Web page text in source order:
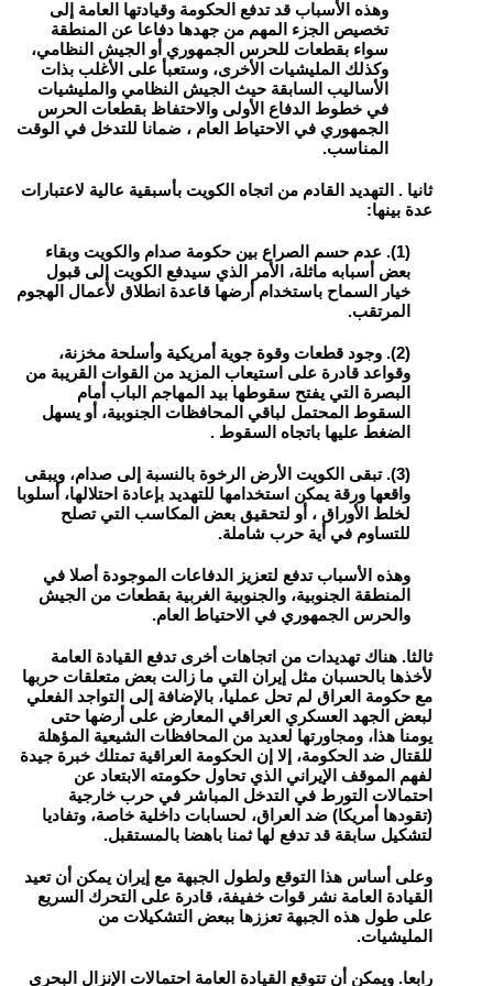
وهذه الأسباب قد تدفع الحكومة وقيادتها العامة إلى
تخصيص الجزء المهم من جهدها دفاعا عن المنطقة
سواء بقطعات للحرس الجمهوري أو الجيش النظامي،
وكذلك المليشيات الأخرى، وستعبأ على الأغلب بذات
الأساليب السابقة حيث الجيش النظامي والمليشيات
في خطوط الدفاع الأولى والاحتفاظ بقطعات الحرس
الجمهوري في الاحتياط العام ، ضمانا للتدخل في الوقت
المناسب.
ثانيا . التهديد القادم من اتجاه الكويت بأسبقية عالية لاعتبارات
عدة بينها:
(1). عدم حسم الصراع بين حكومة صدام والكويت وبقاء
بعض أسبابه ماثلة، الأمر الذي سيدفع الكويت إلى قبول
خيار السماح باستخدام أرضها قاعدة انطلاق لأعمال الهجوم
المرتقب.
(2). وجود قطعات وقوة جوية أمريكية وأسلحة مخزنة،
وقواعد قادرة على استيعاب المزيد من القوات القريبة من
البصرة التي يفتح سقوطها بيد المهاجم الباب أمام
السقوط المحتمل لباقي المحافظات الجنوبية، أو يسهل
الضغط عليها باتجاه السقوط .
(3). تبقى الكويت الأرض الرخوة بالنسبة إلى صدام، ويبقى
واقعها ورقة يمكن استخدامها للتهديد بإعادة احتلالها، أسلوبا
لخلط الأوراق ، أو لتحقيق بعض المكاسب التي تصلح
للتساوم في أية حرب شاملة.
وهذه الأسباب تدفع لتعزيز الدفاعات الموجودة أصلا في
المنطقة الجنوبية، والجنوبية الغربية بقطعات من الجيش
والحرس الجمهوري في الاحتياط العام.
ثالثا. هناك تهديدات من اتجاهات أخرى تدفع القيادة العامة
لأخذها بالحسبان مثل إيران التي ما زالت بعض متعلقات حربها
مع حكومة العراق لم تحل عمليا، بالإضافة إلى التواجد الفعلي
لبعض الجهد العسكري العراقي المعارض على أرضها حتى
يومنا هذا، ومجاورتها لعديد من المحافظات الشيعية المؤهلة
للقتال ضد الحكومة، إلا إن الحكومة العراقية تمتلك خبرة جيدة
لفهم الموقف الإيراني الذي تحاول حكومته الابتعاد عن
احتمالات التورط في التدخل المباشر في حرب خارجية
(تقودها أمريكا) ضد العراق، لحسابات داخلية خاصة، وتفاديا
لتشكيل سابقة قد تدفع لها ثمنا باهضا بالمستقبل.
وعلى أساس هذا التوقع ولطول الجبهة مع إيران يمكن أن تعيد
القيادة العامة نشر قوات خفيفة، قادرة على التحرك السريع
على طول هذه الجبهة تعززها ببعض التشكيلات من
المليشيات.
رابعا. ويمكن أن تتوقع القيادة العامة احتمالات الإنزال البحري